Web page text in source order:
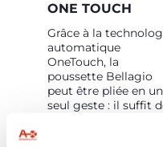
ONE TOUCH
Grâce à la
automatique
OneTouch, la
poussette Bellagio
peut être pliée en un
seul geste : il suffit